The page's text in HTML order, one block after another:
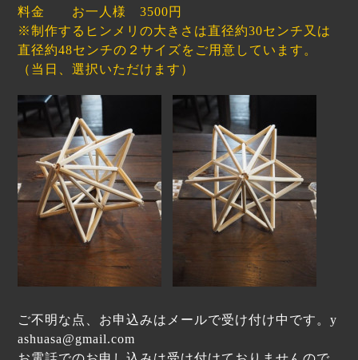
料金 お一人様 3500円
※制作するヒンメリの大きさは直径約30センチ又は
直径約48センチの２サイズをご用意しています。
（当日、選択いただけます）
ご不明な点、お申込みはメールで受け付け中です。 y
ashuasa@gmail.com